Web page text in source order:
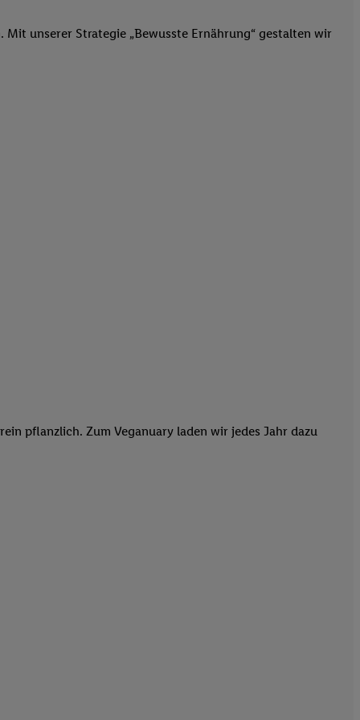
unserer Strategie „Bewusste Ernährung“ gestalten wir
pflanzlich. Zum Veganuary laden wir jedes Jahr dazu